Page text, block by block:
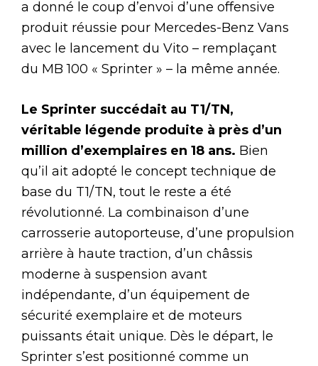
a donné le coup d’envoi d’une offensive
produit réussie pour Mercedes-Benz Vans
avec le lancement du Vito – remplaçant
du MB 100 « Sprinter » – la même année.
Le Sprinter succédait au T1/TN,
véritable légende produite à près d’un
million d’exemplaires en 18 ans. Bien
qu’il ait adopté le concept technique de
base du T1/TN, tout le reste a été
révolutionné. La combinaison d’une
carrosserie autoporteuse, d’une propulsion
arrière à haute traction, d’un châssis
moderne à suspension avant
indépendante, d’un équipement de
sécurité exemplaire et de moteurs
puissants était unique. Dès le départ, le
Sprinter s’est positionné comme un